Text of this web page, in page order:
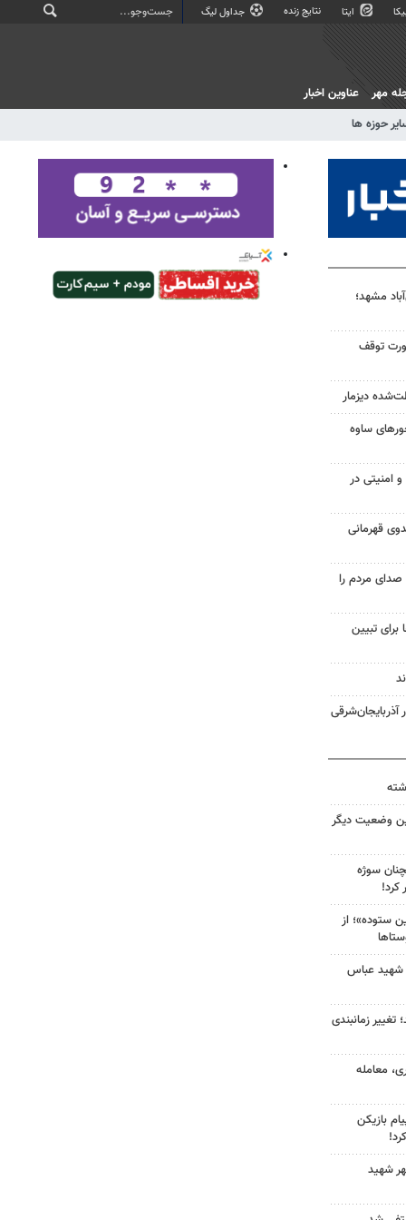
ایتا نتایج زنده جداول لیگ
حوزه ها
مهر عناوین اخبار
مشهد؛
توقف
دیزمار
ساوه
امنیتی در
قهرمانی
مردم را
تبیین
وضعیت دیگر
سوژه
کرد!
ستوده»؛ از
شهید عباس
تغییر زمانبندی
معامله
بازیکن
شهید